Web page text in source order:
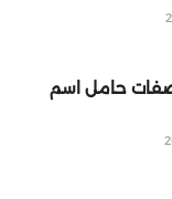
حامل اسم